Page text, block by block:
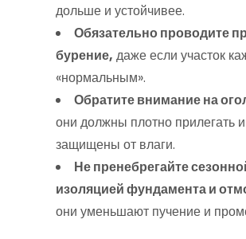
дольше и устойчивее.
Обязательно проводите
бурение, даже если участок
«нормальным».
Обратите внимание на
они должны плотно прилегать
защищены от влаги.
Не пренебрегайте
изоляцией фундамента и
они уменьшают пучение и